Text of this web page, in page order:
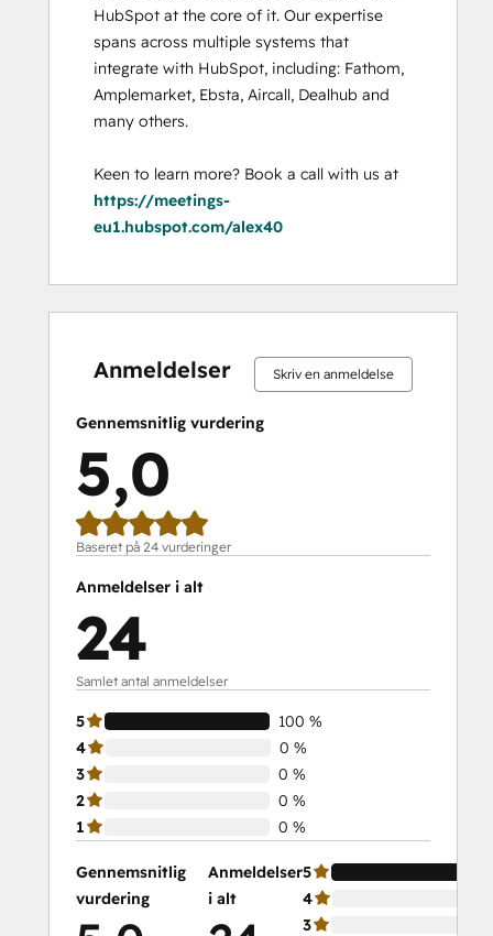
HubSpot at the core of it. Our expertise
spans across multiple systems that
integrate with HubSpot, including: Fathom,
Amplemarket, Ebsta, Aircall, Dealhub and
many others.
https://meetings-
eu1.hubspot.com/alex40
Anmeldelser Skriv en anmeldelse
Gennemsnitlig vurdering
5,0
Baseret på 24 vurderinger
Anmeldelser i alt
24
Samlet antal anmeldelser
5
100 %
4
0 %
3
0 %
2
0 %
1
0 %
Gennemsnitlig
vurdering
Anmeldelser
i alt
5
4
3